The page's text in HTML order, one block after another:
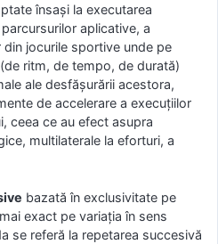
însaşi la executarea
aplicative, a
jocurile sportive unde pe
ritm, de tempo, de durată)
ale desfăşurării acestora,
de accelerare a execuţiilor
ceea ce au efect asupra
multilaterale la eforturi, a
bazată în exclusivitate pe
exact pe variaţia în sens
se referă la repetarea succesivă